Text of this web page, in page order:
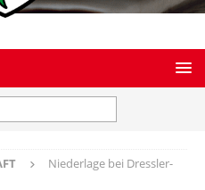
Niederlage bei Dressler-